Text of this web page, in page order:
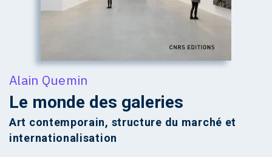
Alain Quemin
Le monde des galeries
Art contemporain, structure du marché et
internationalisation